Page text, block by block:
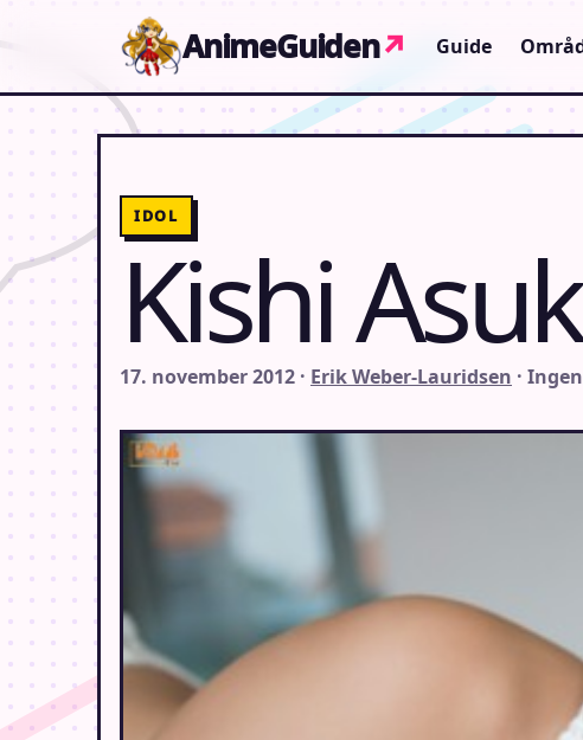
AnimeGuiden↗ Guide
IDOL
Kishi
17. november 2012 · Erik Weber-Lauridsen ·